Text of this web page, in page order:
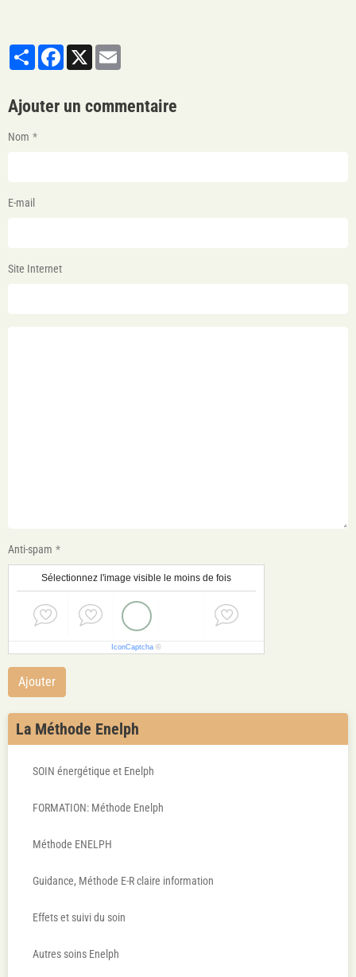
PartagerFacebook
X
Ajouter un commentaire
Nom
E-mail
Site Internet
Anti-spam
Sélectionnez l'image visible le moins de fois
IconCaptcha ©
Ajouter
La Méthode Enelph
SOIN énergétique et Enelph
FORMATION: Méthode Enelph
Méthode ENELPH
Guidance, Méthode E-R claire information
Effets et suivi du soin
Autres soins Enelph